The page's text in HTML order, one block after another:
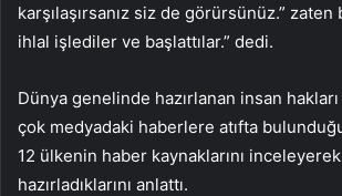
karşılaşırsanız siz de görürsünüz.”
ihlal işlediler ve başlattılar.” dedi.
Dünya genelinde hazırlanan insan hakları
çok medyadaki haberlere atıfta
12 ülkenin haber kaynaklarını
hazırladıklarını anlattı.